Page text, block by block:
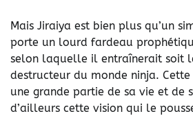
Mais Jiraiya est bien plus qu’un
porte un lourd fardeau
selon laquelle il entraînerait soit
destructeur du monde ninja.
une grande partie de sa vie et de
d’ailleurs cette vision qui le